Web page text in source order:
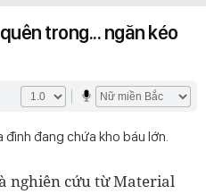
trong... ngăn kéo
đình đang chứa kho báu lớn.
nghiên cứu từ Material